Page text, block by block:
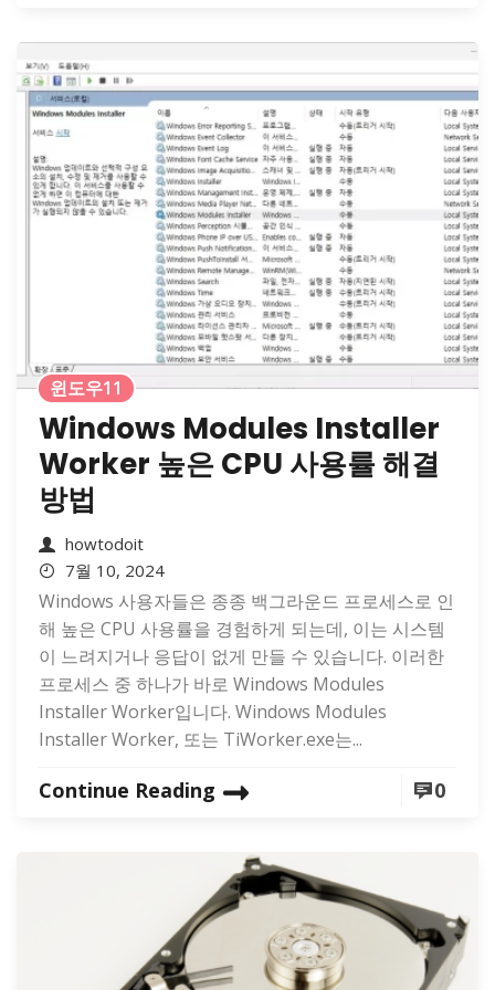
윈도우11
Windows Modules Installer
Worker 높은 CPU 사용률 해결
방법
howtodoit
7월 10, 2024
Windows 사용자들은 종종 백그라운드 프로세스로 인
해 높은 CPU 사용률을 경험하게 되는데, 이는 시스템
이 느려지거나 응답이 없게 만들 수 있습니다. 이러한
프로세스 중 하나가 바로 Windows Modules
Installer Worker입니다. Windows Modules
Installer Worker, 또는 TiWorker.exe는...
Continue Reading 0